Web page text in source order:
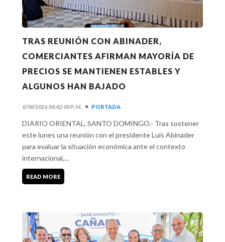
TRAS REUNIÓN CON ABINADER,
COMERCIANTES AFIRMAN MAYORÍA DE
PRECIOS SE MANTIENEN ESTABLES Y
ALGUNOS HAN BAJADO
6/08/2026 04:42:00 P. M. • PORTADA
DIARIO ORIENTAL, SANTO DOMINGO.- Tras sostener
este lunes una reunión con el presidente Luis Abinader
para evaluar la situación económica ante el contexto
internacional,...
READ MORE